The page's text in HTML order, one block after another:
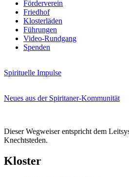
Förderverein
Friedhof
Klosterläden
Führungen
Video-Rundgang
Spenden
Spirituelle Impulse
Neues aus der Spiritaner-Kommunität
Dieser Wegweiser entspricht dem
Knechtsteden.
Kloster